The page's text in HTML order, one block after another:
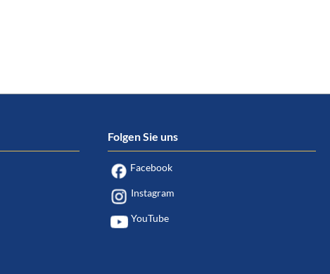
Folgen Sie uns
Facebook
Instagram
YouTube